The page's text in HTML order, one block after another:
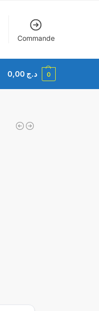
Commande
د.ج 0,00 0